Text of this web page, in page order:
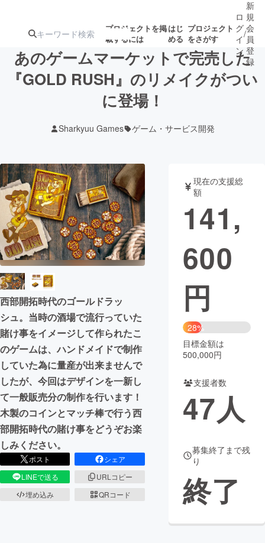
プロジェクトを掲
載するには
はじ
める
プロジェクト
をさがす
注目の新着プロ募集終了が近いプ
テクノロジー・ガジェット
映像・映画 書籍・雑誌
ビジネス・起業 チャレンジ
CAMPFIRE for Social Good
CAMPFIRE Creation
CAMPFIREふるさと納税machi-ya コミュニティ
ロ
グ
イ
ン
/
新
規
会
員
登
録
あのゲームマーケットで完売した
『GOLD RUSH』のリメイクがつい
に登場！
Sharkyuu Games ゲーム・サービス開発
西部開拓時代のゴールドラッ
シュ。当時の酒場で流行っていた
賭け事をイメージして作られたこ
のゲームは、ハンドメイドで制作
していた為に量産が出来ませんで
したが、今回はデザインを一新し
て一般販売分の制作を行います！
木製のコインとマッチ棒で行う西
部開拓時代の賭け事をどうぞお楽
しみください。
ポスト
シェア
LINEで送る
URLコピー
埋め込み
QRコード
現在の支援総
額
141,
600
円
28%
目標金額は
500,000円
支援者数
47人
募集終了まで残
り
終了